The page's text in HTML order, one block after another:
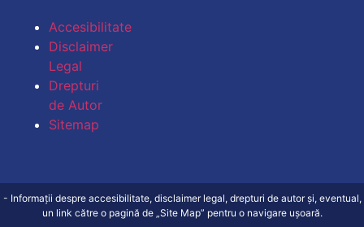
Accesibilitate
Disclaimer
Legal
Drepturi
de Autor
Sitemap
- Informații despre accesibilitate, disclaimer legal, drepturi de autor și, eventual,
un link către o pagină de „Site Map” pentru o navigare ușoară.
Mărește
Micșorează